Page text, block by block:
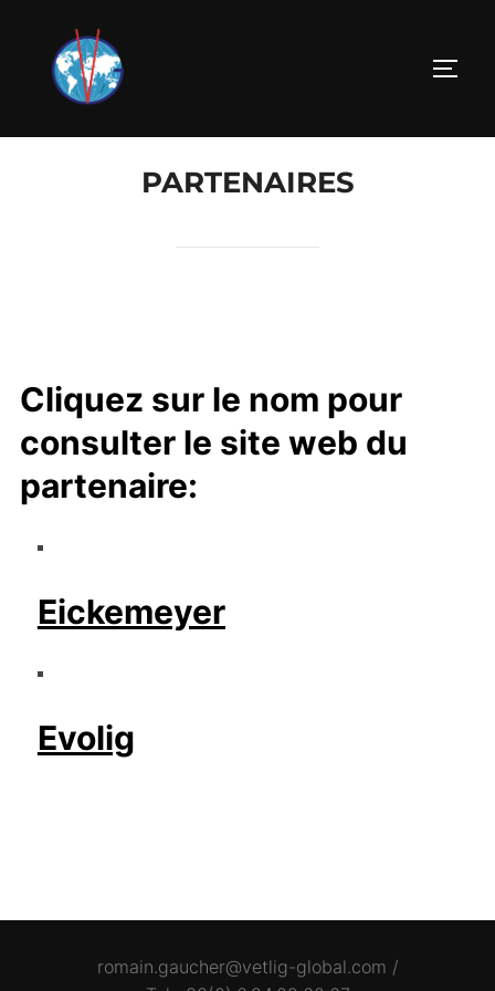
PARTENAIRES
Cliquez sur le nom pour
consulter le site web du
partenaire:
Eickemeyer
Evolig
romain.gaucher@vetlig-global.com /